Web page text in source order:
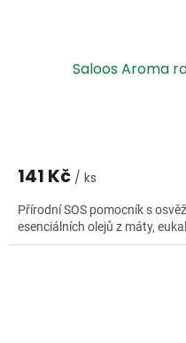
Saloos Aroma
141 Kč / ks
Přírodní SOS pomocník s
esenciálních olejů z máty,